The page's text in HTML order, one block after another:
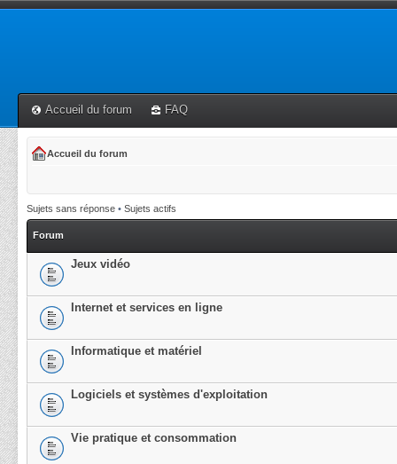
Accueil du forum FAQ
Accueil du forum
Sujets sans réponse • Sujets actifs
Forum
Jeux vidéo
Internet et services en ligne
Informatique et matériel
Logiciels et systèmes d'exploitation
Vie pratique et consommation